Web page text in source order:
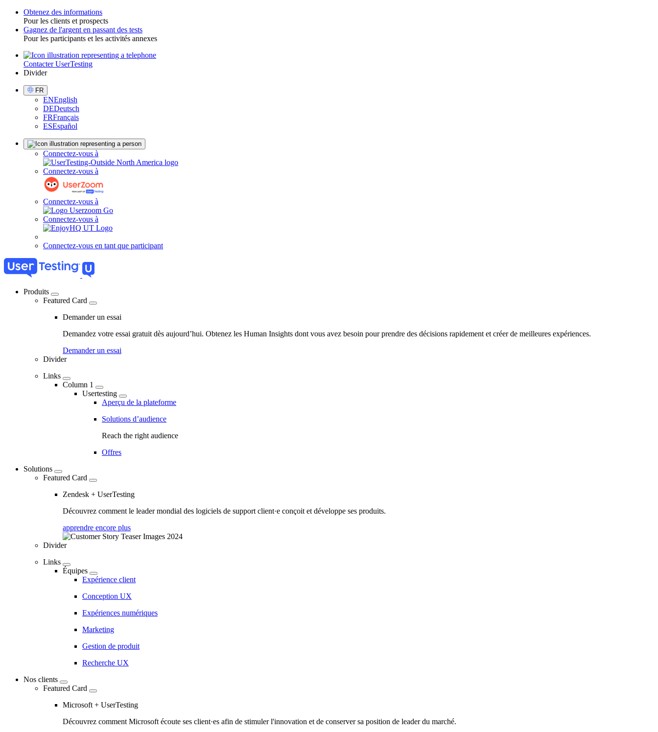
Toggle
Obtenez des informations
Pour les clients et prospects
Gagnez de l'argent en passant des tests
Pour les participants et les activités annexes
UtilityContacter UserTesting
Divider
Select
Language
FR
ENEnglish
DEDeutsch
FRFrançais
ESEspañol
Connectez-vous à
Connectez-vous à
Connectez-vous à
Connectez-vous à
Connectez-vous en tant que participant
navigation
Produits
Featured Card
Demander un essai
Demandez votre essai gratuit dès aujourd’hui. Obtenez les Human Insights dont vous avez besoin pour prendre des décisions rapidement et créer de meilleures expériences.
Demander un essai
Divider
Links
Column 1
Usertesting
Aperçu de la plateforme
Solutions d’audience
Reach the right audience
Offres
Solutions
Featured Card
Zendesk + UserTesting
Découvrez comment le leader mondial des logiciels de support client·e conçoit et développe ses produits.
apprendre encore plus
Divider
Links
Équipes
Expérience client
Conception UX
Expériences numériques
Marketing
Gestion de produit
Recherche UX
Nos clients
Featured Card
Microsoft + UserTesting
Découvrez comment Microsoft écoute ses client·es afin de stimuler l'innovation et de conserver sa position de leader du marché.